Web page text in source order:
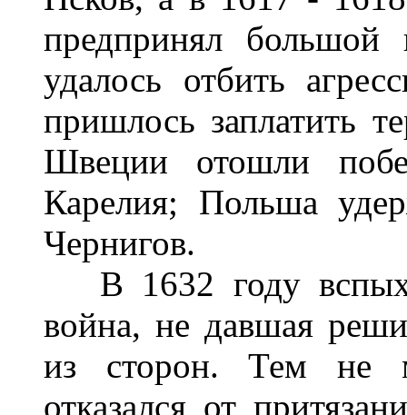
предпринял
удалось отбить
пришлось заплатить
Швеции отошли
Карелия; Польша
Чернигов.
В 1632 году
война, не давшая
из сторон. Тем не
отказался от